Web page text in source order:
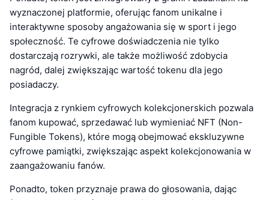
wyznaczonej platformie, oferując fanom unikalne i
interaktywne sposoby angażowania się w sport i jego
społeczność. Te cyfrowe doświadczenia nie tylko
dostarczają rozrywki, ale także możliwość zdobycia
nagród, dalej zwiększając wartość tokenu dla jego
posiadaczy.
Integracja z rynkiem cyfrowych kolekcjonerskich pozwala
fanom kupować, sprzedawać lub wymieniać NFT (Non-
Fungible Tokens), które mogą obejmować ekskluzywne
cyfrowe pamiątki, zwiększając aspekt kolekcjonowania w
zaangażowaniu fanów.
Ponadto, token przyznaje prawa do głosowania, dając